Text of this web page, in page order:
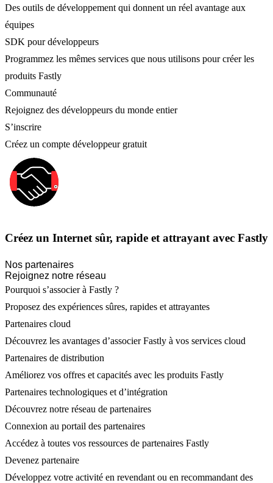
Des outils de développement qui donnent un réel avantage aux
équipes
SDK pour développeurs
Programmez les mêmes services que nous utilisons pour créer les
produits Fastly
Communauté
Rejoignez des développeurs du monde entier
S’inscrire
Créez un compte développeur gratuit
Créez un Internet sûr, rapide et attrayant avec Fastly
Nos partenaires
Rejoignez notre réseau
Pourquoi s’associer à Fastly ?
Proposez des expériences sûres, rapides et attrayantes
Partenaires cloud
Découvrez les avantages d’associer Fastly à vos services cloud
Partenaires de distribution
Améliorez vos offres et capacités avec les produits Fastly
Partenaires technologiques et d’intégration
Découvrez notre réseau de partenaires
Connexion au portail des partenaires
Accédez à toutes vos ressources de partenaires Fastly
Devenez partenaire
Développez votre activité en revendant ou en recommandant des